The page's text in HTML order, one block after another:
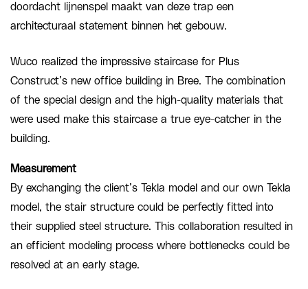
doordacht lijnenspel maakt van deze trap een
architecturaal statement binnen het gebouw.
Wuco realized the impressive staircase for Plus
Construct’s new office building in Bree. The combination
of the special design and the high-quality materials that
were used make this staircase a true eye-catcher in the
building.
Measurement
By exchanging the client’s Tekla model and our own Tekla
model, the stair structure could be perfectly fitted into
their supplied steel structure. This collaboration resulted in
an efficient modeling process where bottlenecks could be
resolved at an early stage.